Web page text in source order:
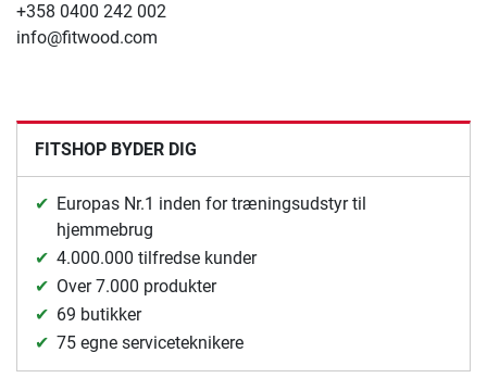
+358 0400 242 002
info@fitwood.com
FITSHOP BYDER DIG
Europas Nr.1 inden for træningsudstyr til
hjemmebrug
4.000.000 tilfredse kunder
Over 7.000 produkter
69 butikker
75 egne serviceteknikere